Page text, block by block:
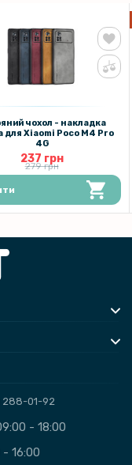
чохол - накладка
для Xiaomi Poco M4 Pro
4G
237 грн
279 грн
288-01-92
- 18:00
16:00